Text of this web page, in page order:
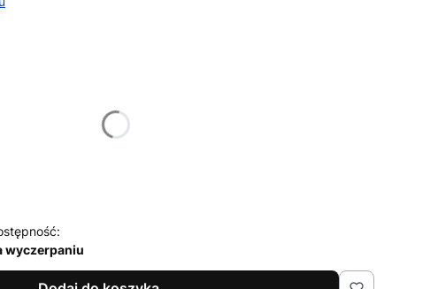
różnić się ceną
wyczerpaniu